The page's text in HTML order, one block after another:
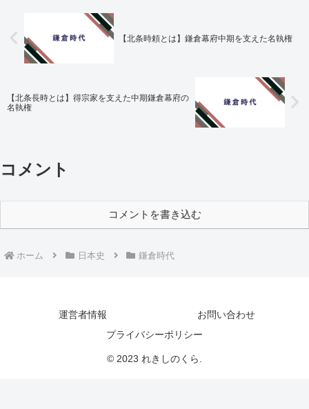
【北条時頼とは】鎌倉幕府中期を支えた名執権
【北条長時とは】得宗家を支えた中期鎌倉幕府の
名執権
コメント
コメントを書き込む
ホーム 日本史 鎌倉時代
運営者情報
お問い合わせ
プライバシーポリシー
© 2023 れきしのくら.